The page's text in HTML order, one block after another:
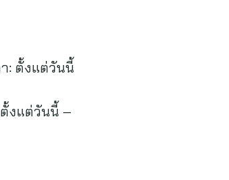
า: ตั้งแต่วันนี้
ตั้งแต่วันนี้ –